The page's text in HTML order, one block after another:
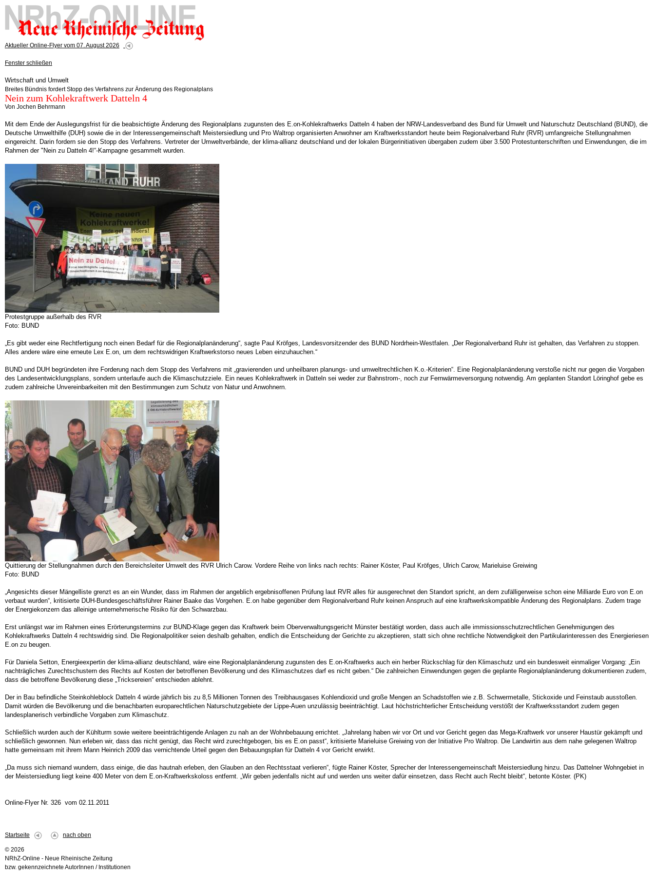
Aktueller Online-Flyer vom 07. August 2026
Fenster schließen
Wirtschaft und Umwelt
Breites Bündnis fordert Stopp des Verfahrens zur Änderung des Regionalplans
Nein zum Kohlekraftwerk Datteln 4
Von Jochen Behrmann
Mit dem Ende der Auslegungsfrist für die beabsichtigte Änderung des Regionalplans zugunsten des E.on-Kohlekraftwerks Datteln 4 haben der NRW-Landesverband des Bund für Umwelt und Naturschutz Deutschland (BUND), die
Deutsche Umwelthilfe (DUH) sowie die in der Interessengemeinschaft Meistersiedlung und Pro Waltrop organisierten Anwohner am Kraftwerksstandort heute beim Regionalverband Ruhr (RVR) umfangreiche Stellungnahmen
eingereicht. Darin fordern sie den Stopp des Verfahrens. Vertreter der Umweltverbände, der klima-allianz deutschland und der lokalen Bürgerinitiativen übergaben zudem über 3.500 Protestunterschriften und Einwendungen, die im
Rahmen der "Nein zu Datteln 4!“-Kampagne gesammelt wurden.
Protestgruppe außerhalb des RVR
Foto: BUND
„Es gibt weder eine Rechtfertigung noch einen Bedarf für die Regionalplanänderung“, sagte Paul Kröfges, Landesvorsitzender des BUND Nordrhein-Westfalen. „Der Regionalverband Ruhr ist gehalten, das Verfahren zu stoppen.
Alles andere wäre eine erneute Lex E.on, um dem rechtswidrigen Kraftwerkstorso neues Leben einzuhauchen.“
BUND und DUH begründeten ihre Forderung nach dem Stopp des Verfahrens mit „gravierenden und unheilbaren planungs- und umweltrechtlichen K.o.-Kriterien“. Eine Regionalplanänderung verstoße nicht nur gegen die Vorgaben
des Landesentwicklungsplans, sondern unterlaufe auch die Klimaschutzziele. Ein neues Kohlekraftwerk in Datteln sei weder zur Bahnstrom-, noch zur Fernwärmeversorgung notwendig. Am geplanten Standort Löringhof gebe es
zudem zahlreiche Unvereinbarkeiten mit den Bestimmungen zum Schutz von Natur und Anwohnern.
Quittierung der Stellungnahmen durch den Bereichsleiter Umwelt des RVR Ulrich Carow. Vordere Reihe von links nach rechts: Rainer Köster, Paul Kröfges, Ulrich Carow, Marieluise Greiwing
Foto: BUND
„Angesichts dieser Mängelliste grenzt es an ein Wunder, dass im Rahmen der angeblich ergebnisoffenen Prüfung laut RVR alles für ausgerechnet den Standort spricht, an dem zufälligerweise schon eine Milliarde Euro von E.on
verbaut wurden“, kritisierte DUH-Bundesgeschäftsführer Rainer Baake das Vorgehen. E.on habe gegenüber dem Regionalverband Ruhr keinen Anspruch auf eine kraftwerkskompatible Änderung des Regionalplans. Zudem trage
der Energiekonzern das alleinige unternehmerische Risiko für den Schwarzbau.
Erst unlängst war im Rahmen eines Erörterungstermins zur BUND-Klage gegen das Kraftwerk beim Oberverwaltungsgericht Münster bestätigt worden, dass auch alle immissionsschutzrechtlichen Genehmigungen des
Kohlekraftwerks Datteln 4 rechtswidrig sind. Die Regionalpolitiker seien deshalb gehalten, endlich die Entscheidung der Gerichte zu akzeptieren, statt sich ohne rechtliche Notwendigkeit den Partikularinteressen des Energieriesen
E.on zu beugen.
Für Daniela Setton, Energieexpertin der klima-allianz deutschland, wäre eine Regionalplanänderung zugunsten des E.on-Kraftwerks auch ein herber Rückschlag für den Klimaschutz und ein bundesweit einmaliger Vorgang: „Ein
nachträgliches Zurechtschustern des Rechts auf Kosten der betroffenen Bevölkerung und des Klimaschutzes darf es nicht geben.“ Die zahlreichen Einwendungen gegen die geplante Regionalplanänderung dokumentieren zudem,
dass die betroffene Bevölkerung diese „Tricksereien“ entschieden ablehnt.
Der in Bau befindliche Steinkohleblock Datteln 4 würde jährlich bis zu 8,5 Millionen Tonnen des Treibhausgases Kohlendioxid und große Mengen an Schadstoffen wie z.B. Schwermetalle, Stickoxide und Feinstaub ausstoßen.
Damit würden die Bevölkerung und die benachbarten europarechtlichen Naturschutzgebiete der Lippe-Auen unzulässig beeinträchtigt. Laut höchstrichterlicher Entscheidung verstößt der Kraftwerksstandort zudem gegen
landesplanerisch verbindliche Vorgaben zum Klimaschutz.
Schließlich wurden auch der Kühlturm sowie weitere beeinträchtigende Anlagen zu nah an der Wohnbebauung errichtet. „Jahrelang haben wir vor Ort und vor Gericht gegen das Mega-Kraftwerk vor unserer Haustür gekämpft und
schließlich gewonnen. Nun erleben wir, dass das nicht genügt, das Recht wird zurechtgebogen, bis es E.on passt“, kritisierte Marieluise Greiwing von der Initiative Pro Waltrop. Die Landwirtin aus dem nahe gelegenen Waltrop
hatte gemeinsam mit ihrem Mann Heinrich 2009 das vernichtende Urteil gegen den Bebauungsplan für Datteln 4 vor Gericht erwirkt.
„Da muss sich niemand wundern, dass einige, die das hautnah erleben, den Glauben an den Rechtsstaat verlieren“, fügte Rainer Köster, Sprecher der Interessengemeinschaft Meistersiedlung hinzu. Das Dattelner Wohngebiet in
der Meistersiedlung liegt keine 400 Meter von dem E.on-Kraftwerkskoloss entfernt. „Wir geben jedenfalls nicht auf und werden uns weiter dafür einsetzen, dass Recht auch Recht bleibt“, betonte Köster. (PK)
Online-Flyer Nr. 326 vom 02.11.2011
Startseite nach oben
© 2026
NRhZ-Online - Neue Rheinische Zeitung
bzw. gekennzeichnete AutorInnen / Institutionen